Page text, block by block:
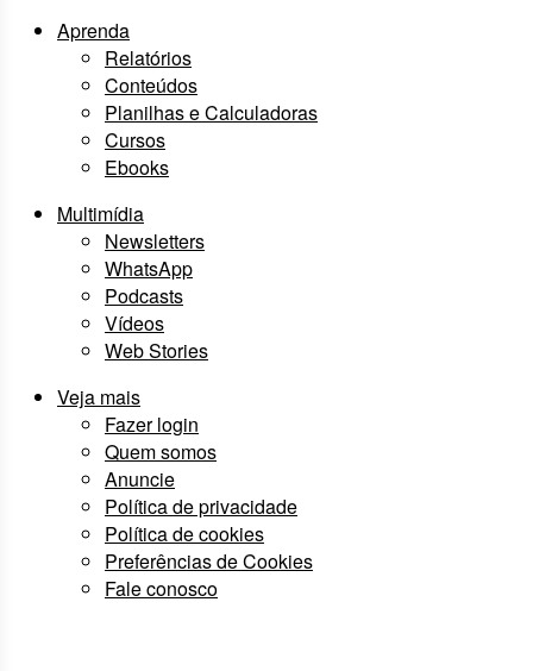
Aprenda
Relatórios
Conteúdos
Planilhas e Calculadoras
Cursos
Ebooks
Multimídia
Newsletters
WhatsApp
Podcasts
Vídeos
Web Stories
Veja mais
Fazer login
Quem somos
Anuncie
Política de privacidade
Política de cookies
Preferências de Cookies
Fale conosco